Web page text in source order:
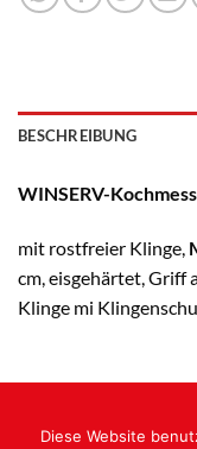
BESCHREIBUNG
WINSERV-
mit rostfreier Klinge,
cm, eisgehärtet, Griff
Klinge mi
AGB /
Diese Website